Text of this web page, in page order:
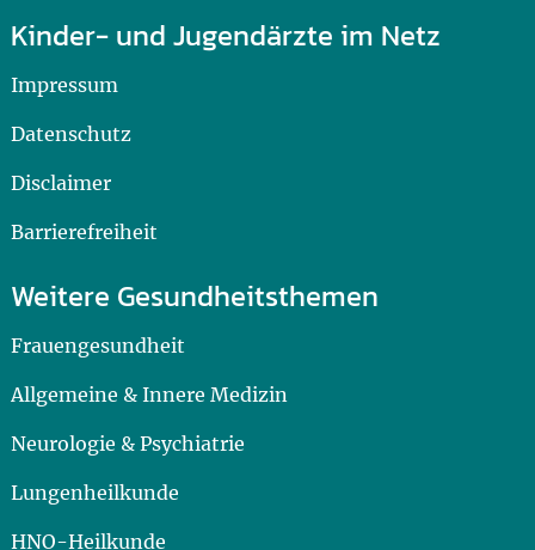
Kinder- und Jugendärzte im Netz
Impressum
Datenschutz
Disclaimer
Barrierefreiheit
Weitere Gesundheitsthemen
Frauengesundheit
Allgemeine & Innere Medizin
Neurologie & Psychiatrie
Lungenheilkunde
HNO-Heilkunde